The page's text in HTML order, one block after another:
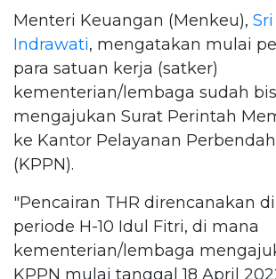
Menteri Keuangan (Menkeu),
Indrawati, mengatakan mulai
para satuan kerja (satker)
kementerian/lembaga sudah
mengajukan Surat Perintah
ke Kantor Pelayanan
(KPPN).
"Pencairan THR direncanakan
periode H-10 Idul Fitri, di mana
kementerian/lembaga
KPPN mulai tanggal 18 April